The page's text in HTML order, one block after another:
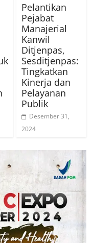
Pelantikan
Pejabat
Manajerial
Kanwil
Ditjenpas,
Sesditjenpas:
Tingkatkan
Kinerja dan
Pelayanan
Publik
Desember 31,
2024